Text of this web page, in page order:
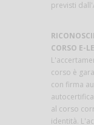
previsti
CORSO E-
corso è
con firma
al corso
identità.